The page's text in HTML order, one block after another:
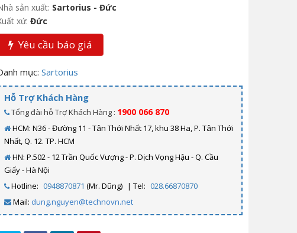
sản xuất: Sartorius - Đức
xứ: Đức
Yêu cầu báo giá
mục: Sartorius
Hỗ Trợ Khách Hàng
Tổng đài hỗ Trợ Khách Hàng : 1900 066 870
HCM: N36 - Đường 11 - Tân Thới Nhất 17, khu 38 Ha, P. Tân Thới
Nhất, Q. 12. TP. HCM
HN: P.502 - 12 Trần Quốc Vượng - P. Dịch Vọng Hậu - Q. Cầu
Giấy - Hà Nội
Hotline: 0948870871 (Mr. Dũng) | Tel: 028.66870870
Mail: dung.nguyen@technovn.net